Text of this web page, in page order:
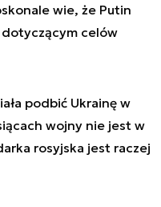
wie, że Putin
celów
podbić Ukrainę w
wojny nie jest w
rosyjska jest raczej